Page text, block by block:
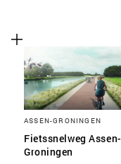
ASSEN-GRONINGEN
Fietssnelweg Assen-
Groningen